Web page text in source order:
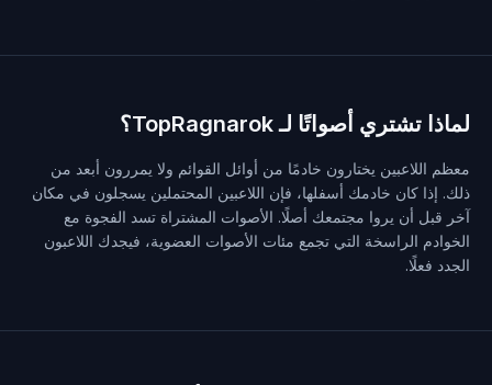
لماذا تشتري أصواتًا لـ TopRagnarok؟
معظم اللاعبين يختارون خادمًا من أوائل القوائم ولا يمررون أبعد من
ذلك. إذا كان خادمك أسفلها، فإن اللاعبين المحتملين يسجلون في مكان
آخر قبل أن يروا مجتمعك أصلًا. الأصوات المشتراة تسد الفجوة مع
الخوادم الراسخة التي تجمع مئات الأصوات العضوية، فيجدك اللاعبون
الجدد فعلًا.